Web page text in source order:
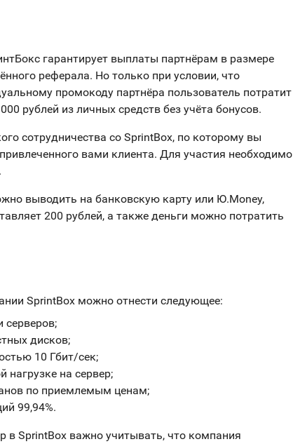
гарантирует выплаты партнёрам в размере
реферала. Но только при условии, что
промокоду партнёра пользователь потратит
рублей из личных средств без учёта бонусов.
сотрудничества со SprintBox, по которому вы
вами клиента. Для участия необходимо
выводить на банковскую карту или Ю.Money,
200 рублей, а также деньги можно потратить
SprintBox можно отнести следующее:
серверов;
дисков;
10 Гбит/сек;
нагрузке на сервер;
по приемлемым ценам;
99,94%.
SprintBox важно учитывать, что компания